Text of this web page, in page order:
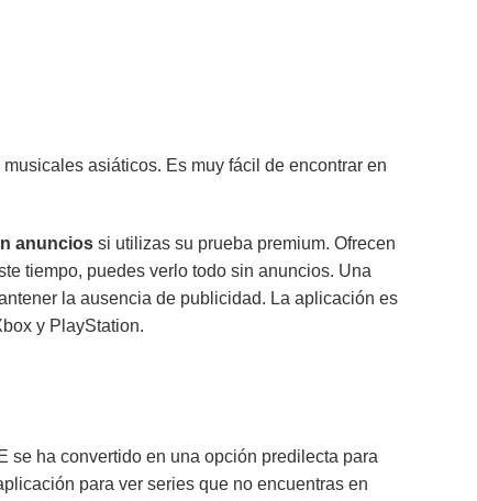
asiáticos. Es muy fácil de encontrar en
anuncios si utilizas su prueba premium. Ofrecen
tiempo, puedes verlo todo sin anuncios. Una
la ausencia de publicidad. La aplicación es
y PlayStation.
se ha convertido en una opción predilecta para
para ver series que no encuentras en